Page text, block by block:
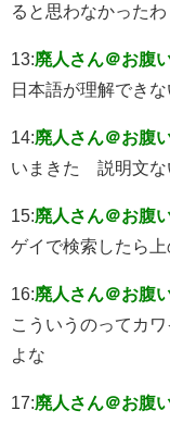
ると思わなかったわ
13:廃人さん＠お腹
日本語が理解でき
14:廃人さん＠お腹
いまきた 説明文な
15:廃人さん＠お腹
ゲイで検索したら
16:廃人さん＠お腹
こういうのってカ
よな
17:廃人さん＠お腹